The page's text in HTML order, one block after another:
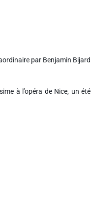
par Benjamin Bijard
à l’opéra de Nice, un été